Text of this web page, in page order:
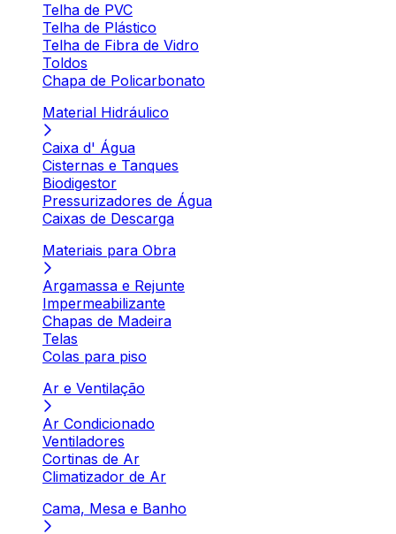
Telha de PVC
Telha de Plástico
Telha de Fibra de Vidro
Toldos
Chapa de Policarbonato
Material Hidráulico
Caixa d' Água
Cisternas e Tanques
Biodigestor
Pressurizadores de Água
Caixas de Descarga
Materiais para Obra
Argamassa e Rejunte
Impermeabilizante
Chapas de Madeira
Telas
Colas para piso
Ar e Ventilação
Ar Condicionado
Ventiladores
Cortinas de Ar
Climatizador de Ar
Cama, Mesa e Banho